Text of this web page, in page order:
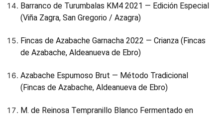
Barranco de Turumbalas KM4 2021 — Edición Especial
(Viña Zagra, San Gregorio / Azagra)
Fincas de Azabache Garnacha 2022 — Crianza (Fincas
de Azabache, Aldeanueva de Ebro)
Azabache Espumoso Brut — Método Tradicional
(Fincas de Azabache, Aldeanueva de Ebro)
M. de Reinosa Tempranillo Blanco Fermentado en